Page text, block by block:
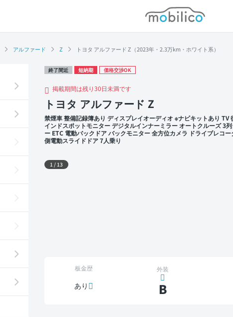
モビリコ
アルファード Z トヨタ アルファード Z（2023年・2.3万km・ホワイト系）
終了間近 短納期 価格交渉OK
掲載期間は残り30日未満です
トヨタ アルファード Z
禁煙車 整備記録簿あり ディスプレイオーディオ ※ナビキットあり TV
インドスポットモニター デジタルインナーミラー オートクルーズ 3
ー ETC 電動バックドア バックモニター 全方位カメラ ドライブレコ
側電動スライドドア 7人乗り
外装 左前
1 /13
板金歴
あり
外装
B